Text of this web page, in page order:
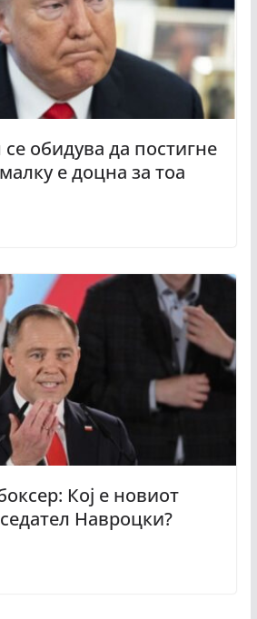
обидува да постигне
е доцна за тоа
Кој е новиот
Навроцки?